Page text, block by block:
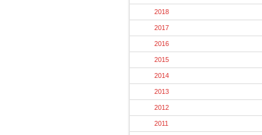
2018
2017
2016
2015
2014
2013
2012
2011